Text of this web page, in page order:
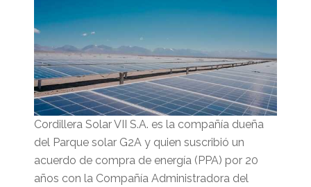
Cordillera Solar VII S.A. es la compañía dueña
del Parque solar G2A y quien suscribió un
acuerdo de compra de energía (PPA) por 20
años con la Compañía Administradora del